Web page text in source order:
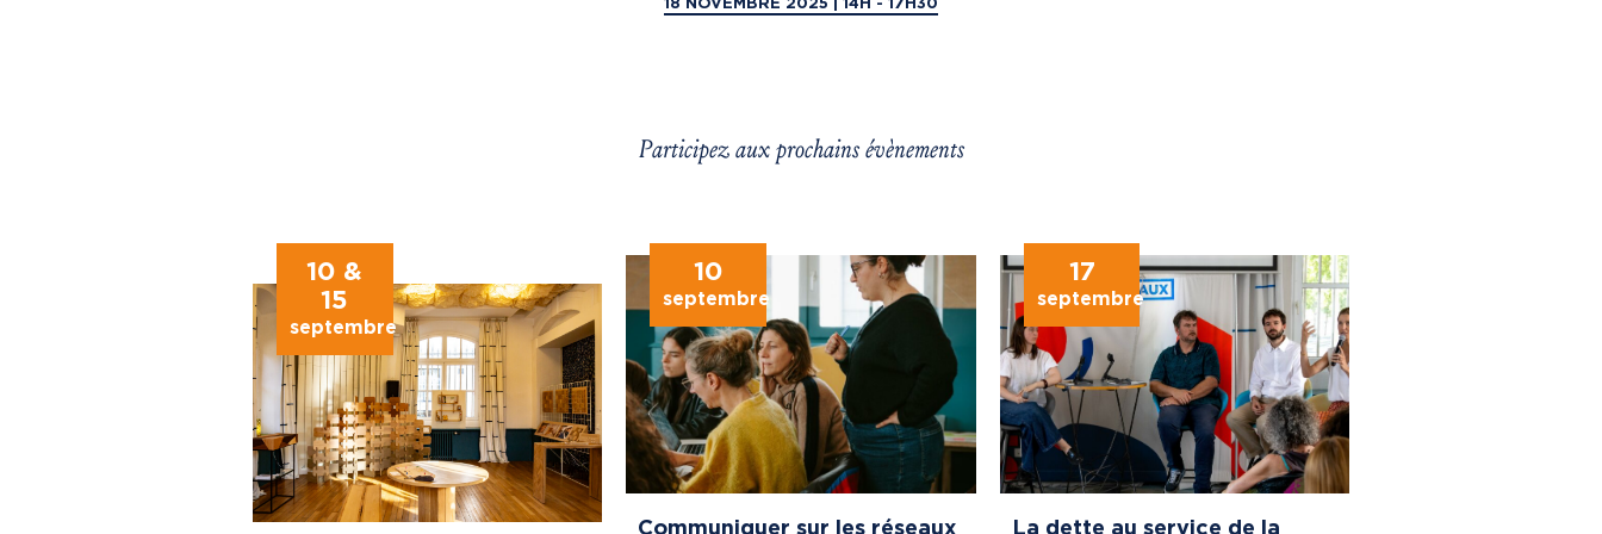
Participez aux prochains évènements
10 &
15
septembre
10
septembre
Communiquer sur les réseaux
17
septembre
La dette au service de la